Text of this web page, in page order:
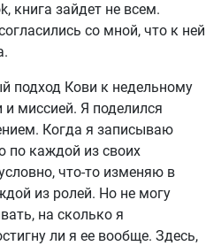
книга зайдет не всем.
со мной, что к ней
подход Кови к недельному
миссией. Я поделился
Когда я записываю
по каждой из своих
что-то изменяю в
из ролей. Но не могу
на сколько я
ли я ее вообще. Здесь,